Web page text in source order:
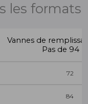
les formats
Vannes de
Pas de 94
72
84